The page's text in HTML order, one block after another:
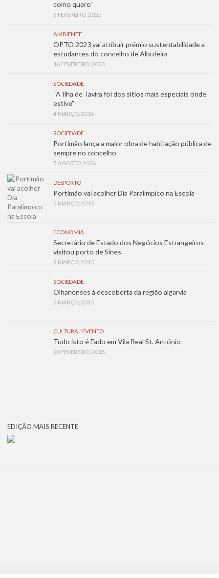
como quero”
6 FEVEREIRO, 2023
AMBIENTE
OPTO 2023 vai atribuir prémio sustentabilidade a
estudantes do concelho de Albufeira
16 FEVEREIRO, 2023
SOCIEDADE
“A Ilha de Tavira foi dos sítios mais especiais onde
estive”
4 MARÇO, 2015
SOCIEDADE
Portimão lança a maior obra de habitação pública de
sempre no concelho
7 AGOSTO, 2026
DESPORTO
Portimão vai acolher Dia Paralímpico na Escola
3 MARÇO, 2015
ECONOMIA
Secretário de Estado dos Negócios Estrangeiros
visitou porto de Sines
3 MARÇO, 2015
SOCIEDADE
Olhanenses à descoberta da região algarvia
3 MARÇO, 2015
CULTURA/ EVENTO
Tudo isto é Fado em Vila Real St. António
20 FEVEREIRO, 2015
EDIÇÃO MAIS RECENTE